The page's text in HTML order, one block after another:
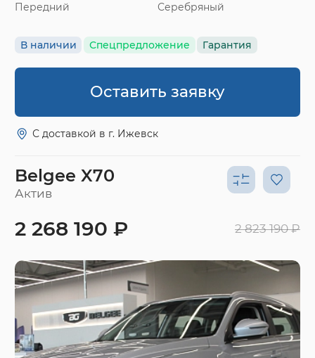
Передний
Серебряный
В наличии Спецпредложение Гарантия
Оставить заявку
С доставкой в г. Ижевск
Belgee X70
Актив
2 268 190 ₽ 2 823 190 ₽